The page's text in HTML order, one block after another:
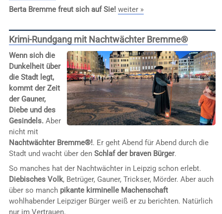
Berta Bremme freut sich auf Sie! weiter »
Krimi-Rundgang mit Nachtwächter Bremme®
Wenn sich die
Dunkelheit über
die Stadt legt,
kommt der Zeit
der Gauner,
Diebe und des
Gesindels.Aber
nicht mit
Nachtwächter Bremme®!. Er geht Abend für Abend durch die
Stadt und wacht über den Schlaf der braven Bürger.
So manches hat der Nachtwächter in Leipzig schon erlebt.
Diebisches Volk, Betrüger, Gauner, Trickser, Mörder. Aber auch
über so manch pikante kirminelle Machenschaft
wohlhabender Leipziger Bürger weiß er zu berichten. Natürlich
nur im Vertrauen.